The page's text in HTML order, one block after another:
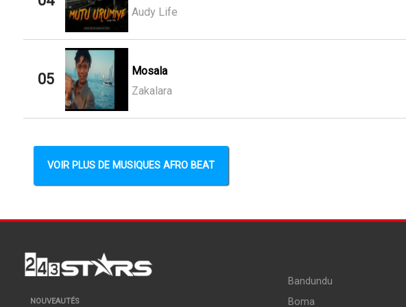
Audy Life
05
Mosala
Zakalara
VOIR PLUS DE MUSIQUES AFRO BEAT
NOUVEAUTÉS
Bandundu
Boma